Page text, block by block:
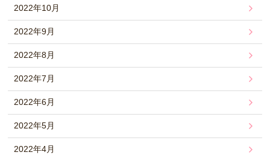
2022年10月
2022年9月
2022年8月
2022年7月
2022年6月
2022年5月
2022年4月